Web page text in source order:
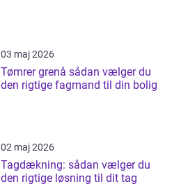
03 maj 2026
Tømrer grenå sådan vælger du
den rigtige fagmand til din bolig
02 maj 2026
Tagdækning: sådan vælger du
den rigtige løsning til dit tag